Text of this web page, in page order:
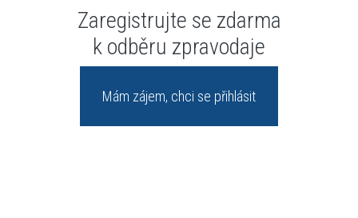
Zaregistrujte se zdarma
k odběru zpravodaje
Mám zájem, chci se přihlásit